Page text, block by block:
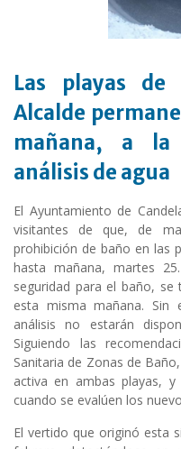
Las playas de
Alcalde
mañana, a la
análisis de agua
El Ayuntamiento de
visitantes de que, de
prohibición de baño en las
hasta mañana, martes
seguridad para el baño,
esta misma mañana. Sin
análisis no estarán
Siguiendo las
Sanitaria de Zonas de
activa en ambas playas,
cuando se evalúen los
El vertido que originó esta